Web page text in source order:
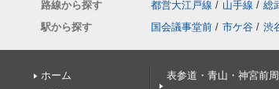
路線から探す
都営大江戸線 / 山手線 / 総
駅から探す
国会議事堂前 / 市ケ谷 / 渋
ホーム
表参道・青山・神宮前